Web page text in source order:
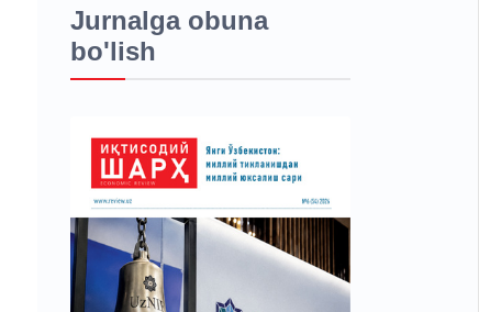
Jurnalga obuna
bo'lish